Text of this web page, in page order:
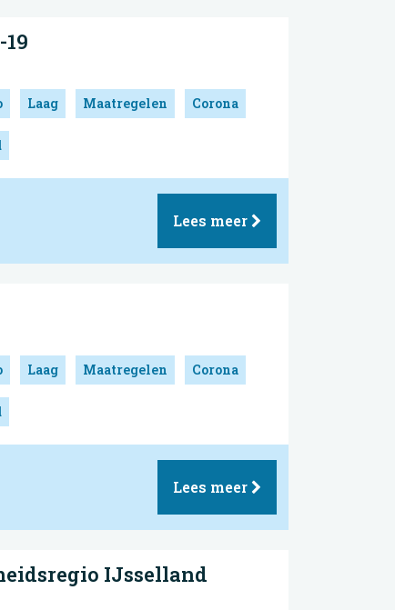
Laag Maatregelen Corona
Lees meer
Laag Maatregelen Corona
Lees meer
IJsselland